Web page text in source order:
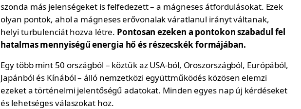
szonda más jelenségeket is felfedezett – a mágneses átfordulásokat. Ezek
olyan pontok, ahol a mágneses erővonalak váratlanul irányt váltanak,
helyi turbulenciát hozva létre. Pontosan ezeken a pontokon szabadul fel
hatalmas mennyiségű energia hő és részecskék formájában.
Egy több mint 50 országból – köztük az USA-ból, Oroszországból, Európából,
Japánból és Kínából – álló nemzetközi együttműködés közösen elemzi
ezeket a történelmi jelentőségű adatokat. Minden egyes nap új kérdéseket
és lehetséges válaszokat hoz.